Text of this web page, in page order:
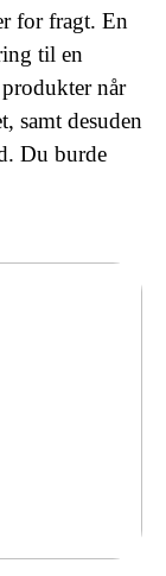
for fragt. En
til en
når
samt desuden
Du burde